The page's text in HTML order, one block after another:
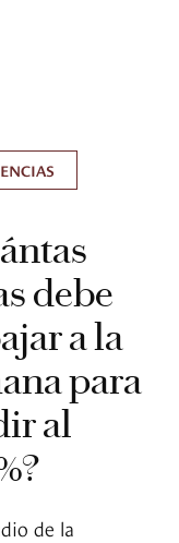
debe
a la
para
al
de la